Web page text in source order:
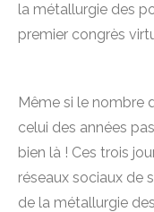
la métallurgie des
premier congrès
Même si le nombre
celui des années
bien là ! Ces trois
réseaux sociaux de
de la métallurgie